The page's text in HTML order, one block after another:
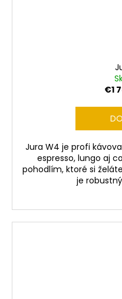
€1
Jura W4 je profi
espresso, lungo aj
pohodlím, ktoré si
je